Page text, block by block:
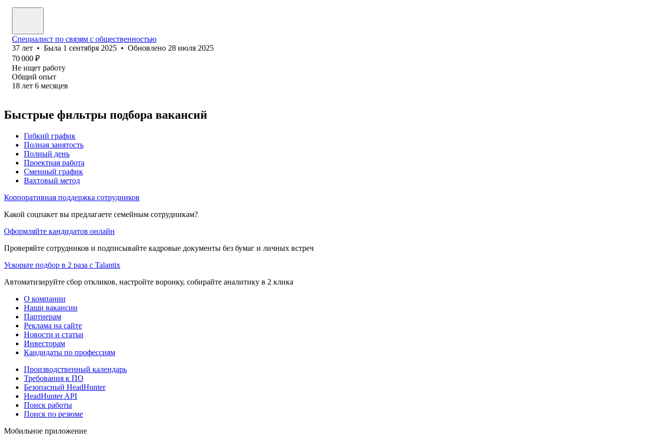
Специалист по связям с общественностью
37 лет • Была 1 сентября 2025 • Обновлено 28 июля 2025
70 000 ₽
Не ищет работу
Общий опыт
18 лет 6 месяцев
Быстрые фильтры подбора вакансий
Гибкий график
Полная занятость
Полный день
Проектная работа
Сменный график
Вахтовый метод
Корпоративная поддержка сотрудников
Какой соцпакет вы предлагаете семейным сотрудникам?
Оформляйте кандидатов онлайн
Проверяйте сотрудников и подписывайте кадровые документы без бумаг и личных встреч
Ускорьте подбор в 2 раза с Talantix
Автоматизируйте сбор откликов, настройте воронку, собирайте аналитику в 2 клика
О компании
Наши вакансии
Партнерам
Реклама на сайте
Новости и статьи
Инвесторам
Кандидаты по профессиям
Производственный календарь
Требования к ПО
Безопасный HeadHunter
HeadHunter API
Поиск работы
Поиск по резюме
Мобильное приложение